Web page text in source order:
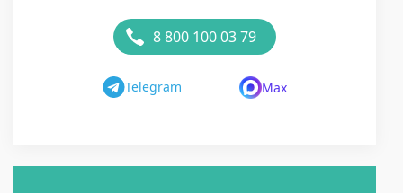
8 800 100 03 79
Telegram Max